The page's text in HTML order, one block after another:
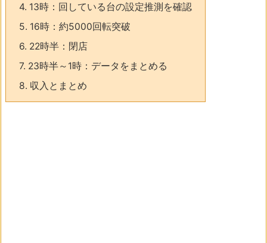
4. 13時：回している台の設定推測を確認
5. 16時：約5000回転突破
6. 22時半：閉店
7. 23時半～1時：データをまとめる
8. 収入とまとめ